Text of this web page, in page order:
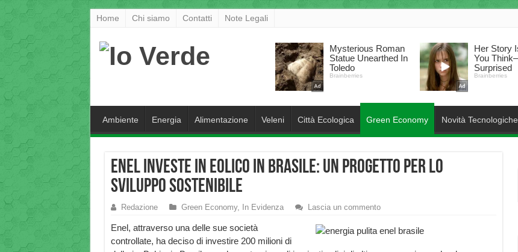
Home Chi siamo Contatti Note Legali
Ambiente Energia Alimentazione Veleni Città Ecologica Green Economy Novità Tecnologiche
Enel investe in Eolico in Brasile: un progetto per lo
sviluppo sostenibile
Redazione Green Economy, In Evidenza Lascia un commento
Enel, attraverso una delle sue società
controllate, ha deciso di investire 200 milioni di